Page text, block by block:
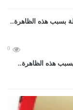
0
هذه الظاهرة..